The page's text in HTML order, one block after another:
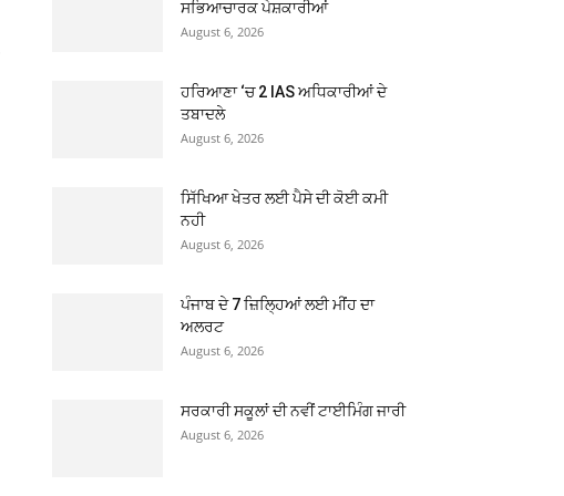
ਸਭਿਆਚਾਰਕ ਪੇਸ਼ਕਾਰੀਆਂ
August 6, 2026
ਹਰਿਆਣਾ ‘ਚ 2 IAS ਅਧਿਕਾਰੀਆਂ ਦੇ
ਤਬਾਦਲੇ
August 6, 2026
ਸਿੱਖਿਆ ਖੇਤਰ ਲਈ ਪੈਸੇ ਦੀ ਕੋਈ ਕਮੀ
ਨਹੀ
August 6, 2026
ਪੰਜਾਬ ਦੇ 7 ਜ਼ਿਲ੍ਹਿਆਂ ਲਈ ਮੀਂਹ ਦਾ
ਅਲਰਟ
August 6, 2026
ਸਰਕਾਰੀ ਸਕੂਲਾਂ ਦੀ ਨਵੀਂ ਟਾਈਮਿੰਗ ਜਾਰੀ
August 6, 2026